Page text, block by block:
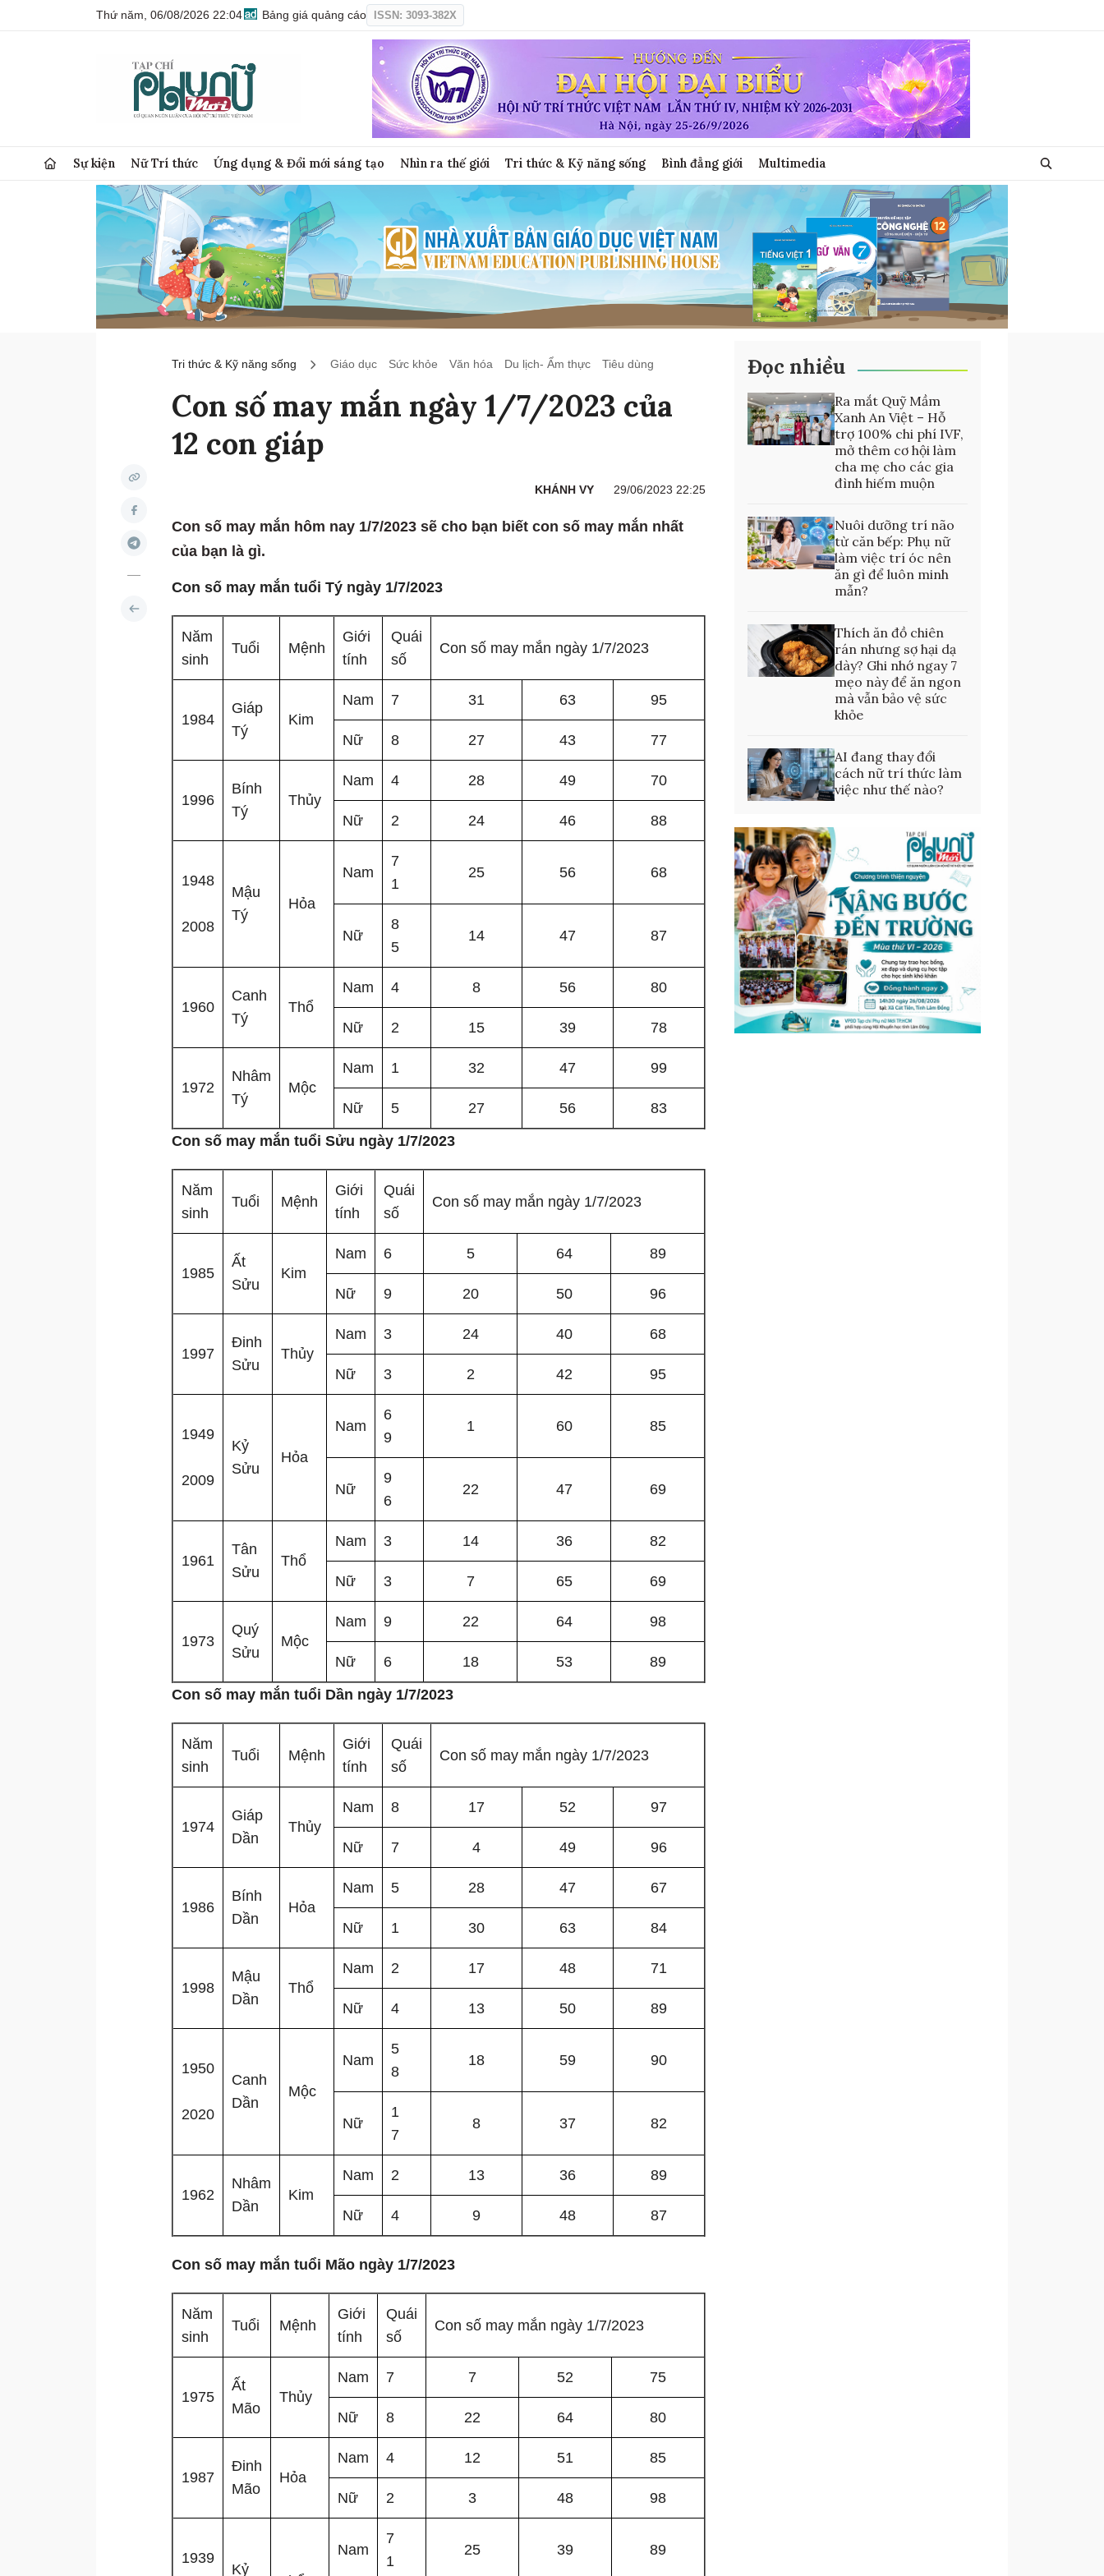
Thứ năm, 06/08/2026 22:04 Bảng giá quảng cáo ISSN: 3093-382X
Sự kiện Nữ Trí thức Ứng dụng & Đổi mới sáng tạo Nhìn ra thế giới Tri thức & Kỹ năng sống Bình đẳng giới Multimedia
Tri thức & Kỹ năng sống Giáo dục Sức khỏe Văn hóa Du lịch- Ẩm thực Tiêu dùng
Con số may mắn ngày 1/7/2023 của
12 con giáp
KHÁNH VY 29/06/2023 22:25
Con số may mắn hôm nay 1/7/2023 sẽ cho bạn biết con số may mắn nhất
của bạn là gì.
Con số may mắn tuổi Tý ngày 1/7/2023
Năm
sinh
Tuổi Mệnh
Giới
tính
Quái
số
Con số may mắn ngày 1/7/2023
1984
Giáp
Tý
Kim
Nam 7 31 63 95
Nữ 8 27 43 77
1996
Bính
Tý
Thủy
Nam 4 28 49 70
Nữ 2 24 46 88
1948
2008
Mậu
Tý
Hỏa
Nam
7
1
25 56 68
Nữ
8
5
14 47 87
1960
Canh
Tý
Thổ
Nam 4 8 56 80
Nữ 2 15 39 78
1972
Nhâm
Tý
Mộc
Nam 1 32 47 99
Nữ 5 27 56
83
Con số may mắn tuổi Sửu ngày 1/7/2023
Năm
sinh
Tuổi Mệnh
Giới
tính
Quái
số
Con số may mắn ngày 1/7/2023
1985
Ất
Sửu
Kim
Nam 6 5 64 89
Nữ 9 20 50 96
1997
Đinh
Sửu
Thủy
Nam 3 24 40 68
Nữ 3 2 42 95
1949
2009
Kỷ
Sửu
Hỏa
Nam
6
9
1 60 85
Nữ
9
6
22 47 69
1961
Tân
Sửu
Thổ
Nam 3 14 36 82
Nữ 3 7 65 69
1973
Quý
Sửu
Mộc
Nam 9 22 64 98
Nữ 6 18 53
89
Con số may mắn tuổi Dần ngày 1/7/2023
Năm
sinh
Tuổi Mệnh
Giới
tính
Quái
số
Con số may mắn ngày 1/7/2023
1974
Giáp
Dần
Thủy
Nam 8 17 52 97
Nữ 7 4 49 96
1986
Bính
Dần
Hỏa
Nam 5 28 47 67
Nữ 1 30 63 84
1998
Mậu
Dần
Thổ
Nam 2 17 48 71
Nữ 4 13 50 89
1950
2020
Canh
Dần
Mộc
Nam
5
8
18 59 90
Nữ
1
7
8 37 82
1962
Nhâm
Dần
Kim
Nam 2 13 36 89
Nữ 4 9 48 87
Con số may mắn tuổi Mão ngày 1/7/2023
Năm
sinh
Tuổi Mệnh
Giới
tính
Quái
số
Con số may mắn ngày 1/7/2023
1975
Ất
Mão
Thủy
Nam 7 7 52 75
Nữ 8 22 64 80
1987
Đinh
Mão
Hỏa
Nam 4 12 51 85
Nữ 2 3 48 98
1939
Kỷ
Nam
7
1
25 39 89
Đọc nhiều
Ra mắt Quỹ Mầm
Xanh An Việt – Hỗ
trợ 100% chi phí IVF,
mở thêm cơ hội làm
cha mẹ cho các gia
đình hiếm muộn
Nuôi dưỡng trí não
từ căn bếp: Phụ nữ
làm việc trí óc nên
ăn gì để luôn minh
mẫn?
Thích ăn đồ chiên
rán nhưng sợ hại dạ
dày? Ghi nhớ ngay 7
mẹo này để ăn ngon
mà vẫn bảo vệ sức
khỏe
AI đang thay đổi
cách nữ trí thức làm
việc như thế nào?